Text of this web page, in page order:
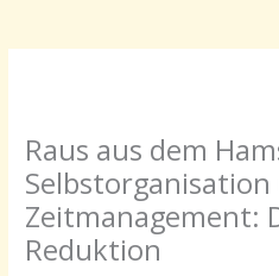
Raus aus dem
Selbstorganisation
Zeitmanagement:
Reduktion